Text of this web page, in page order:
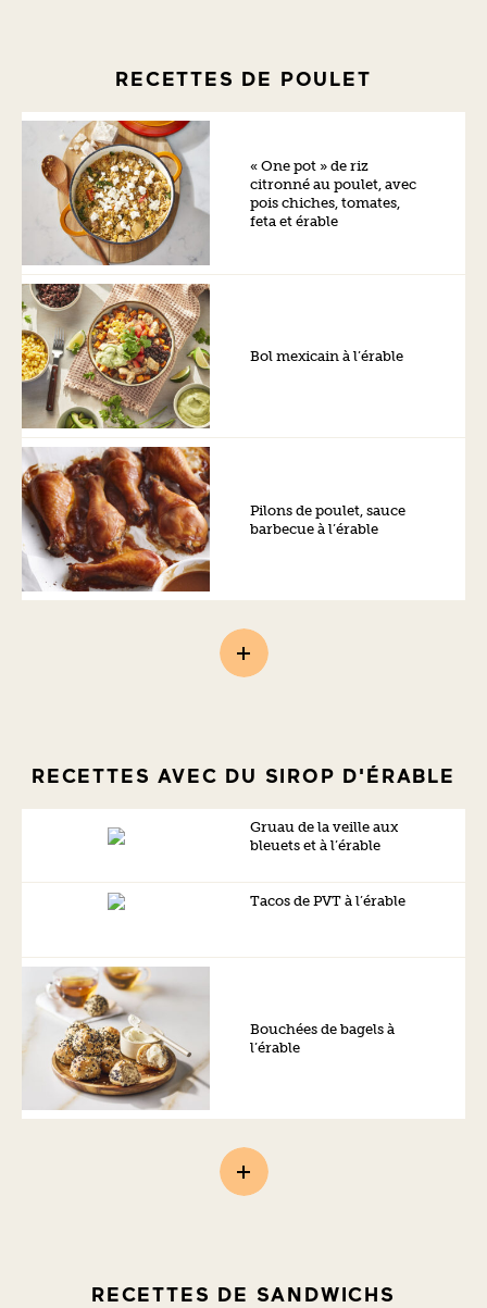
RECETTES DE POULET
« One pot » de riz
citronné au poulet, avec
pois chiches, tomates,
feta et érable
Bol mexicain à l’érable
Pilons de poulet, sauce
barbecue à l’érable
RECETTES AVEC DU SIROP D'ÉRABLE
Gruau de la veille aux
bleuets et à l’érable
Tacos de PVT à l’érable
Bouchées de bagels à
l’érable
RECETTES DE SANDWICHS